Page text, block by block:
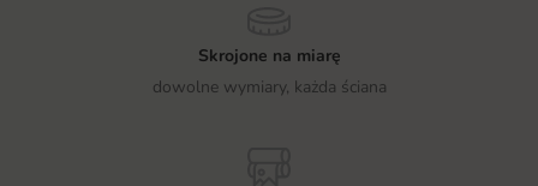
Skrojone na miarę
dowolne wymiary, każda ściana